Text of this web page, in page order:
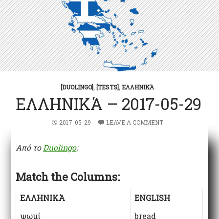
[DUOLINGO], [TESTS],ΕΛΛΗΝΙΚΆ
ΕΛΛΗΝΙΚΆ – 2017-05-29
2017-05-29 LEAVE A COMMENT
Από τοDuolingo:
Match the Columns:
ΕΛΛΗΝΙΚΆ
ENGLISH
ψωμί
bread